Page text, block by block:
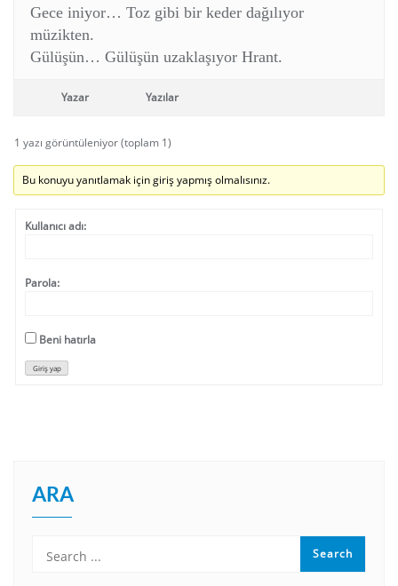
Gece iniyor… Toz gibi bir keder dağılıyor
müzikten.
Gülüşün… Gülüşün uzaklaşıyor Hrant.
Yazar Yazılar
1 yazı görüntüleniyor (toplam 1)
Bu konuyu yanıtlamak için giriş yapmış olmalısınız.
Kullanıcı adı:
Parola:
Beni hatırla
Giriş yap
ARA